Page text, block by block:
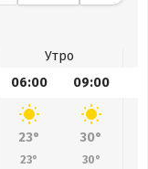
Утро
06:00 09:00
23° 30°
23° 30°